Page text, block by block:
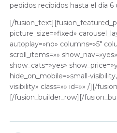
pedidos recibidos hasta el día 6
[/
picture_size=»fixed»
autoplay=»no» columns=»5″
scroll_items=»»
show_cats=»yes»
hide_on_mobile=»small-
visibility» class=»» id=»» /][/
[/fusion_builder_row][/